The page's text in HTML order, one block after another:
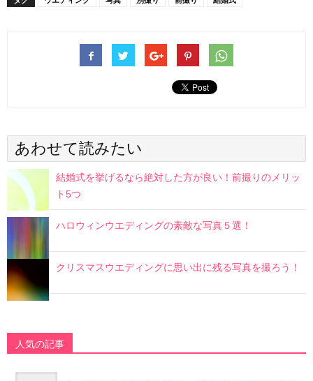
あわせて読みたい
結婚式を挙げるなら絶対した方が良い！前撮りのメリッ
ト5つ
ハロウィンウエディングの素敵な写真５選！
クリスマスウエディングに思い出に残る写真を撮ろう！
人気の記事